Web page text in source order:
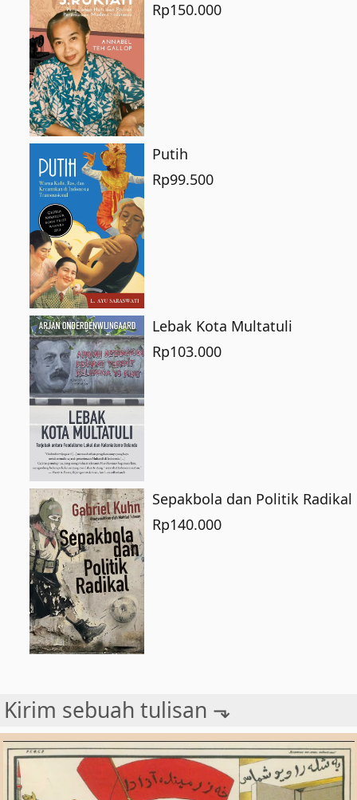
Rp150.000
Putih
Rp99.500
Lebak Kota Multatuli
Rp103.000
Sepakbola dan Politik Radikal
Rp140.000
Kirim sebuah tulisan ⬎